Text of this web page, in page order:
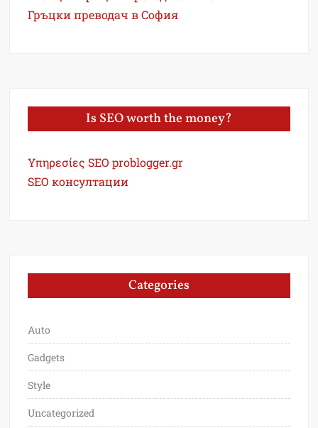
Гръцки преводач в София
Is SEO worth the money?
Υπηρεσίες SEO problogger.gr
SEO консултации
Categories
Auto
Gadgets
Style
Uncategorized